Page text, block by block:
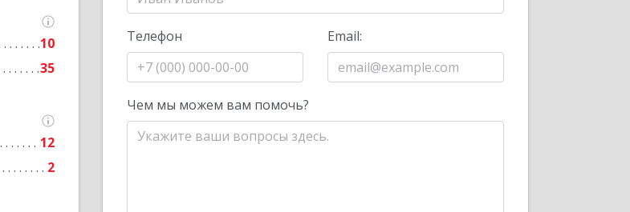
10
35
12
2
Телефон Email:
Чем мы можем вам помочь?